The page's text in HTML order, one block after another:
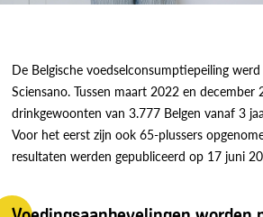
De Belgische voedselconsumptiepeiling
Sciensano. Tussen maart 2022 en
drinkgewoonten van 3.777 Belgen vanaf 3
Voor het eerst zijn ook 65-plussers
resultaten werden gepubliceerd op 17 juni